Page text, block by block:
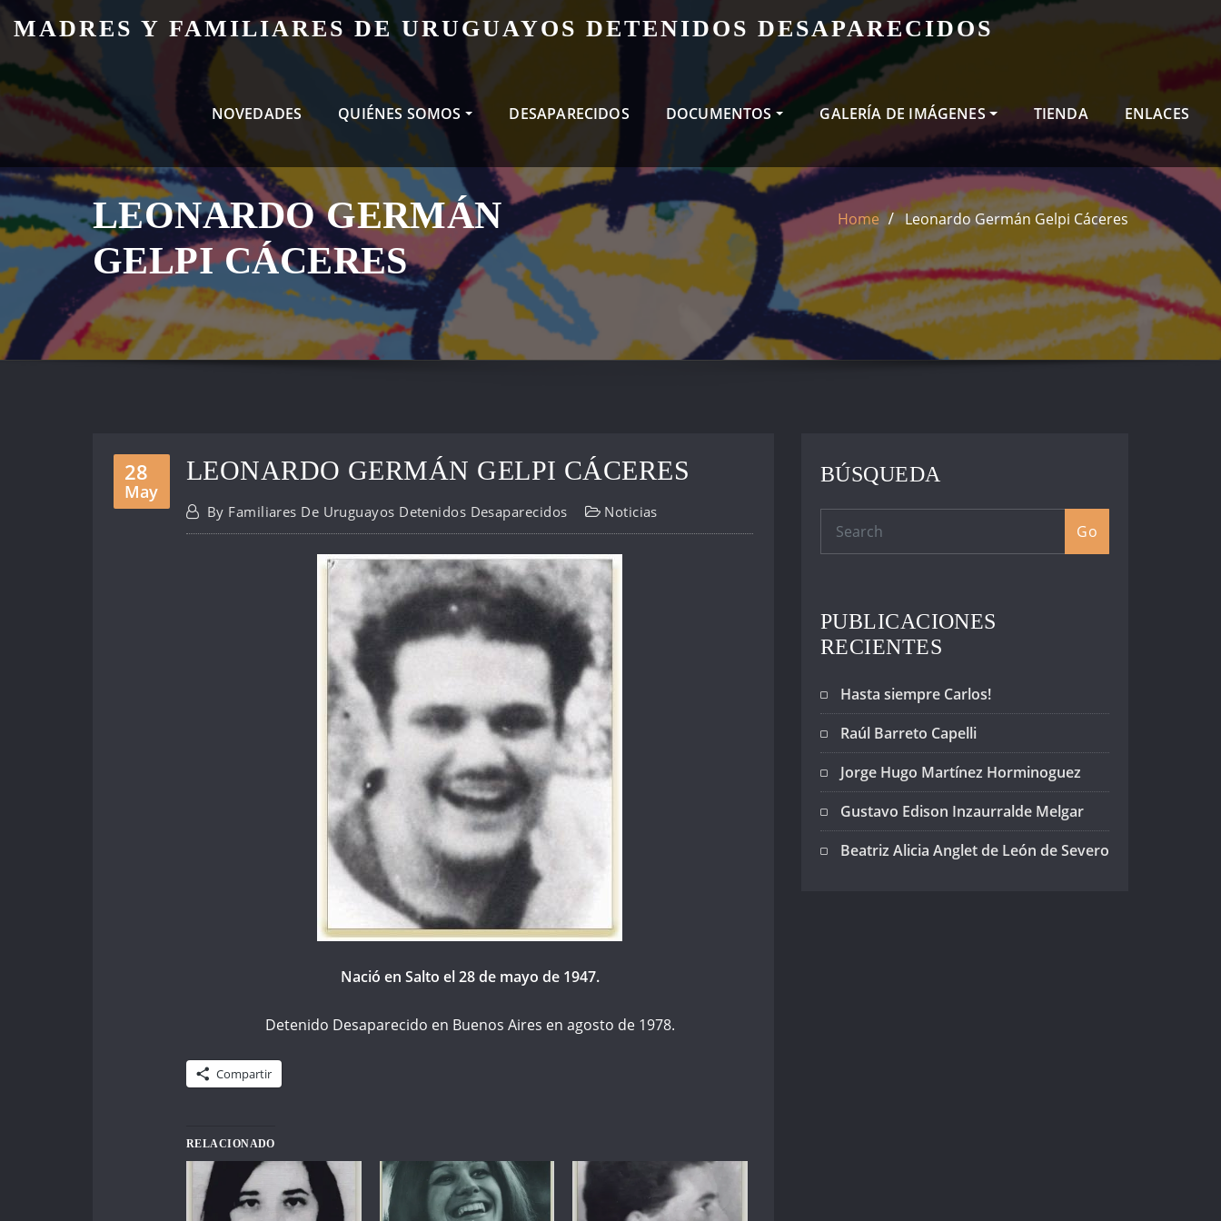
Skip
content
MADRES Y FAMILIARES DE URUGUAYOS DETENIDOS DESAPARECIDOS
NOVEDADES QUIÉNES SOMOS DESAPARECIDOS DOCUMENTOS GALERÍA DE IMÁGENES TIENDA ENLACES
LEONARDO GERMÁN
GELPI CÁCERES
Home Leonardo Germán Gelpi Cáceres
28
May
LEONARDO GERMÁN GELPI CÁCERES
By Familiares De Uruguayos Detenidos Desaparecidos Noticias
Nació en Salto el 28 de mayo de 1947.
Detenido Desaparecido en Buenos Aires en agosto de 1978.
Compartir
RELACIONADO
BÚSQUEDA
Go
PUBLICACIONES
RECIENTES
Hasta siempre Carlos!
Raúl Barreto Capelli
Jorge Hugo Martínez Horminoguez
Gustavo Edison Inzaurralde Melgar
Beatriz Alicia Anglet de León de Severo